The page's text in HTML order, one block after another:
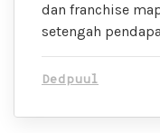
dan franchise
setengah
Dedpuul